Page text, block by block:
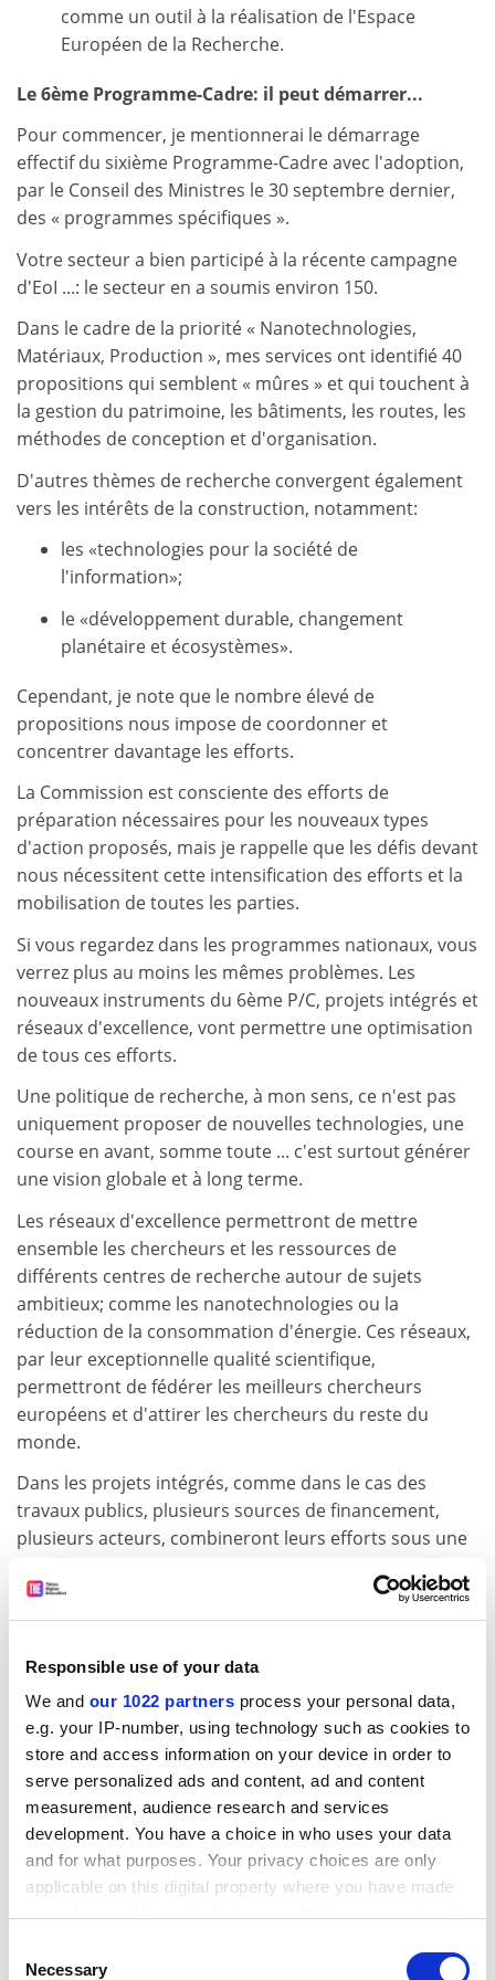
Responsible use of your data
We and our 1022 partners process your personal data,
e.g. your IP-number, using technology such as cookies to
store and access information on your device in order to
serve personalized ads and content, ad and content
measurement, audience research and services
development. You have a choice in who uses your data
and for what purposes. Your privacy choices are only
applicable on this digital property where you have made
the Privacy trigger icon.
Selection
Necessary
comme un outil à la réalisation de l'Espace
Européen de la Recherche.
Le 6ème Programme-Cadre: il peut démarrer...
Pour commencer, je mentionnerai le démarrage
effectif du sixième Programme-Cadre avec l'adoption,
par le Conseil des Ministres le 30 septembre dernier,
des « programmes spécifiques ».
Votre secteur a bien participé à la récente campagne
d'EoI ...: le secteur en a soumis environ 150.
Dans le cadre de la priorité « Nanotechnologies,
Matériaux, Production », mes services ont identifié 40
propositions qui semblent « mûres » et qui touchent à
la gestion du patrimoine, les bâtiments, les routes, les
méthodes de conception et d'organisation.
D'autres thèmes de recherche convergent également
vers les intérêts de la construction, notamment:
les «technologies pour la société de
l'information»;
le «développement durable, changement
planétaire et écosystèmes».
Cependant, je note que le nombre élevé de
propositions nous impose de coordonner et
concentrer davantage les efforts.
La Commission est consciente des efforts de
préparation nécessaires pour les nouveaux types
d'action proposés, mais je rappelle que les défis devant
nous nécessitent cette intensification des efforts et la
mobilisation de toutes les parties.
Si vous regardez dans les programmes nationaux, vous
verrez plus au moins les mêmes problèmes. Les
nouveaux instruments du 6ème P/C, projets intégrés et
réseaux d'excellence, vont permettre une optimisation
de tous ces efforts.
Une politique de recherche, à mon sens, ce n'est pas
uniquement proposer de nouvelles technologies, une
course en avant, somme toute ... c'est surtout générer
une vision globale et à long terme.
Les réseaux d'excellence permettront de mettre
ensemble les chercheurs et les ressources de
différents centres de recherche autour de sujets
ambitieux; comme les nanotechnologies ou la
réduction de la consommation d'énergie. Ces réseaux,
par leur exceptionnelle qualité scientifique,
permettront de fédérer les meilleurs chercheurs
européens et d'attirer les chercheurs du reste du
monde.
Dans les projets intégrés, comme dans le cas des
travaux publics, plusieurs sources de financement,
plusieurs acteurs, combineront leurs efforts sous une
dans un temps bien défini.
recherche de combiner ses efforts avec les autres
composantes de l'innovation, comme l'éducation, la
normalisation, mais aussi de renforcer les liens entre
science et société ... Dans ce contexte, les architectes,
acteurs clés dans le secteur de la construction, jouent
un rôle important.
Je veux ici rappeler que le Programme-Cadre sera
ouvert au reste du monde, selon des règles
appropriées bien sûr.